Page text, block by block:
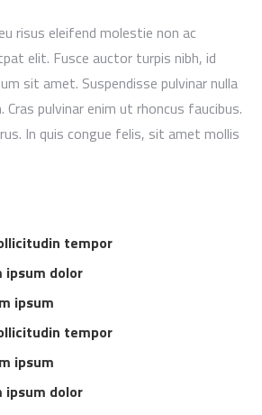
risus eleifend molestie non ac
elit. Fusce auctor turpis nibh, id
sit amet. Suspendisse pulvinar nulla
pulvinar enim ut rhoncus faucibus.
In quis congue felis, sit amet mollis
tempor
ipsum dolor
ipsum
tempor
ipsum
ipsum dolor